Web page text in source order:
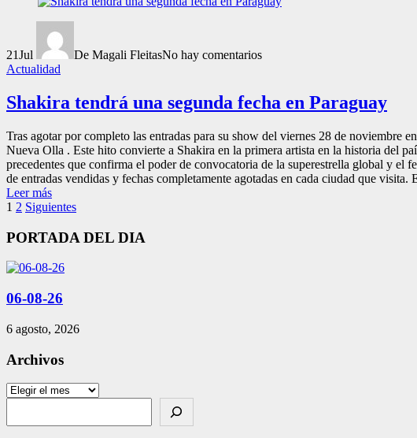
21Jul De Magali FleitasNo hay comentarios
Actualidad
Shakira tendrá una segunda fecha en Paraguay
Tras agotar por completo las entradas para su show del viernes 28 de noviembre
Nueva Olla . Este hito convierte a Shakira en la primera artista en la historia del
precedentes que confirma el poder de convocatoria de la superestrella global y
de entradas vendidas y fechas completamente agotadas en cada ciudad que
Leer más
Paginación
de
1 2 Siguientes
PORTADA DEL DIA
06-08-26
6 agosto, 2026
Archivos
Archivos